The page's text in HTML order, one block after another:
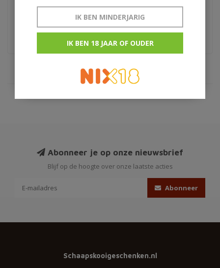
Dessertwijn
€9,95
Griekenland
Abonneer je op onze nieuwsbrief
Blijf op de hoogte over onze laatste acties
Abonneer
Schaapskooigeschenken.nl
IK BEN MINDERJARIG
IK BEN 18 JAAR OF OUDER